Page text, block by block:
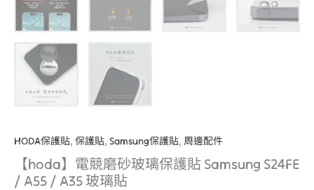
HODA保護貼, 保護貼, Samsung保護貼, 周邊配件
【hoda】電競磨砂玻璃保護貼 Samsung S24FE
/ A55 / A35 玻璃貼